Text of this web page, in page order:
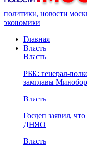
политики, новости
экономики
Главная
Власть
Власть
РБК: генерал-
замглавы
Власть
Госдеп заявил,
ДНЯО
Власть